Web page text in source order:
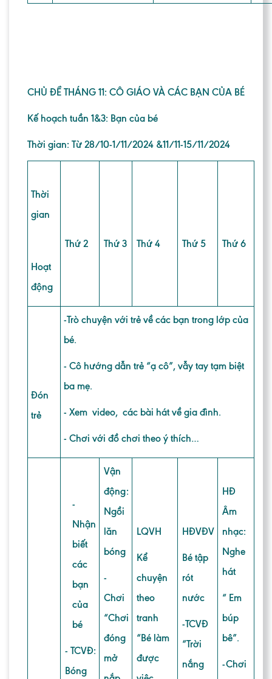
CHỦ ĐỀ THÁNG 11: CÔ GIÁO VÀ CÁC BẠN CỦA BÉ
Kế hoạch tuần 1&3: Bạn của bé
Thời gian: Từ 28/10-1/11/2024 &11/11-15/11/2024
Thời
gian
Hoạt
động
Thứ 2 Thứ 3 Thứ 4 Thứ 5 Thứ 6
Đón
trẻ
-Trò chuyện với trẻ về các bạn trong lớp của
bé.
- Cô hướng dẫn trẻ “ạ cô”, vẫy tay tạm biệt
ba mẹ.
- Xem video, các bài hát về gia đình.
- Chơi với đồ chơi theo ý thích…
-
Nhận
biết
các
bạn
của
bé
- TCVĐ:
Bóng
Vận
động:
Ngồi
lăn
bóng
-
Chơi
“Chơi
đóng
mở
LQVH
Kể
chuyện
theo
tranh
“Bé làm
được
HĐVĐV
Bé tập
rót
nước
-TCVĐ
“Trời
nắng
HĐ
Âm
nhạc:
Nghe
hát
“ Em
búp
bê”.
-Chơi